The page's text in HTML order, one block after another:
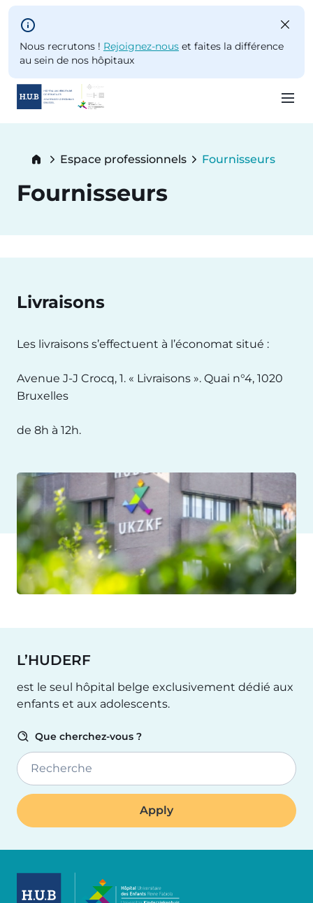
Skip to main content
Nous recrutons ! Rejoignez-nous et faites la différence
au sein de nos hôpitaux
content
Breadcrumb
Espace professionnels Fournisseurs
Fournisseurs
Livraisons
Les livraisons s’effectuent à l’économat situé :
Avenue J-J Crocq, 1. « Livraisons ». Quai n°4, 1020
Bruxelles
de 8h à 12h.
Image
L’HUDERF
est le seul hôpital belge exclusivement dédié aux
enfants et aux adolescents.
Que cherchez-vous ?
Recherche